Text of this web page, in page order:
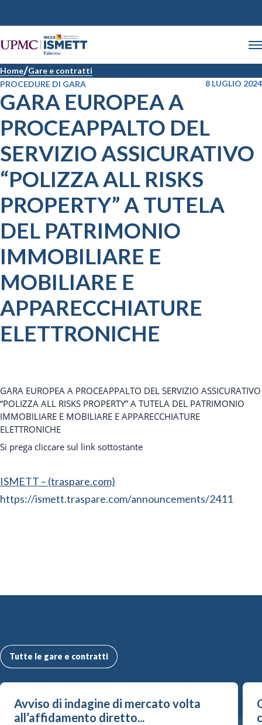
Home Gare e contratti
PROCEDURE DI GARA
8 LUGLIO 2024
GARA EUROPEA A
PROCEAPPALTO DEL
SERVIZIO ASSICURATIVO
“POLIZZA ALL RISKS
PROPERTY” A TUTELA
DEL PATRIMONIO
IMMOBILIARE E
MOBILIARE E
APPARECCHIATURE
ELETTRONICHE
GARA EUROPEA A PROCEAPPALTO DEL SERVIZIO ASSICURATIVO
“POLIZZA ALL RISKS PROPERTY” A TUTELA DEL PATRIMONIO
IMMOBILIARE E MOBILIARE E APPARECCHIATURE
ELETTRONICHE
Si prega cliccare sul link sottostante
ISMETT – (traspare.com)
https://ismett.traspare.com/announcements/2411
Tutte le gare e contratti
Avviso di indagine di mercato volta
all’affidamento diretto...